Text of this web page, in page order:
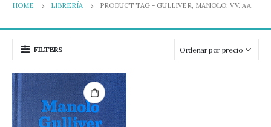
HOME LIBRERÍA PRODUCT TAG - GULLIVER, MANOLO; VV. AA.
FILTERS